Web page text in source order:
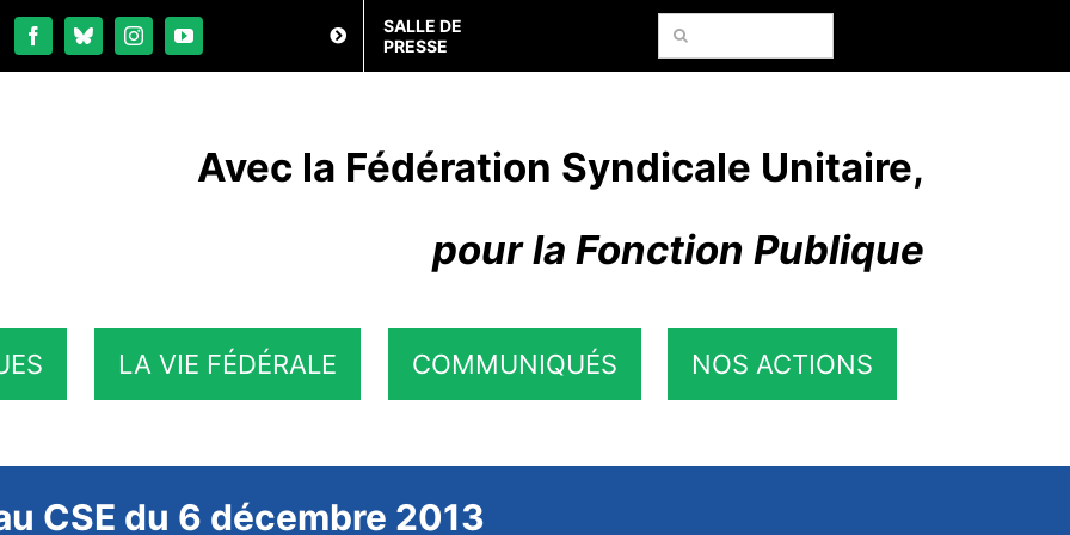
SALLE DE
PRESSE
Rechercher:
Avec la Fédération Syndicale Unitaire,
pour la Fonction Publique
LA VIE FÉDÉRALE COMMUNIQUÉS NOS ACTIONS
CSE du 6 décembre 2013